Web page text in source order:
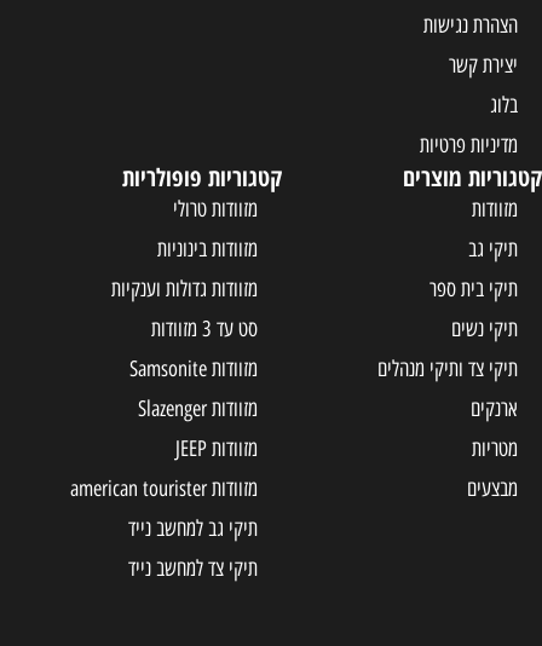
הצהרת נגישות
יצירת קשר
בלוג
מדיניות פרטיות
קטגוריות מוצרים
מזוודות
תיקי גב
תיקי בית ספר
תיקי נשים
תיקי צד ותיקי מנהלים
ארנקים
מטריות
מבצעים
קטגוריות פופולריות
מזוודות טרולי
מזוודות בינוניות
מזוודות גדולות וענקיות
סט עד 3 מזוודות
מזוודות Samsonite
מזוודות Slazenger
מזוודות JEEP
מזוודות american tourister
תיקי גב למחשב נייד
תיקי צד למחשב נייד